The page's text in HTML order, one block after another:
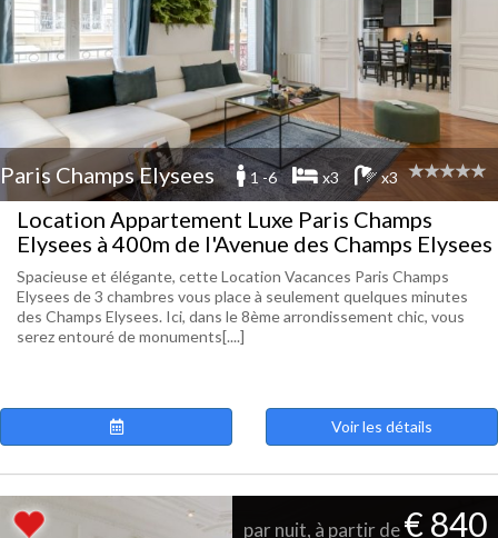
Paris Champs Elysees 1 -6 x3 x3
Location Appartement Luxe Paris Champs
Elysees à 400m de l'Avenue des Champs Elysees
Spacieuse et élégante, cette Location Vacances Paris Champs
Elysees de 3 chambres vous place à seulement quelques minutes
des Champs Elysees. Ici, dans le 8ème arrondissement chic, vous
serez entouré de monuments[....]
Voir les détails
par nuit, à partir de€ 840